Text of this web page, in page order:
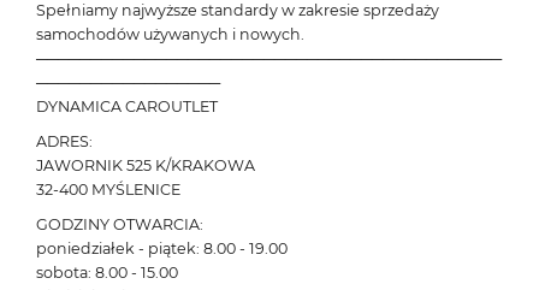
Spełniamy najwyższe standardy w zakresie sprzedaży
samochodów używanych i nowych.
───────────────────────────────────────────
─────────────────
DYNAMICA CAROUTLET
ADRES:
JAWORNIK 525 K/KRAKOWA
32-400 MYŚLENICE
GODZINY OTWARCIA:
poniedziałek - piątek: 8.00 - 19.00
sobota: 8.00 - 15.00